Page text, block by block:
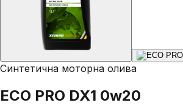
Синтетична моторна олива
ECO PRO DX1 0w20